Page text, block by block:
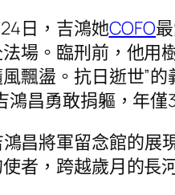
日，吉鴻她COFO
場。臨刑前，他用
飄盪。抗日逝世”
鴻昌勇敢捐軀，年僅
昌將軍留念館的展
者，跨越歲月的長